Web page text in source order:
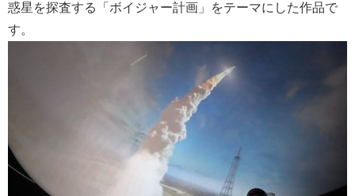
惑星を探査する「ボイジャー計画」をテーマにした作品で
す。